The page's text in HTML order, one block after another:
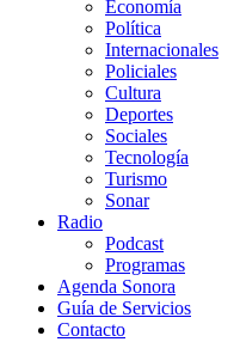
Economía
Política
Internacionales
Policiales
Cultura
Deportes
Sociales
Tecnología
Turismo
Sonar
Radio
Podcast
Programas
Agenda Sonora
Guía de Servicios
Contacto